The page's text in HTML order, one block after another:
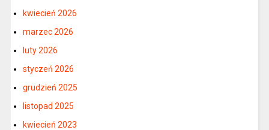
kwiecień 2026
marzec 2026
luty 2026
styczeń 2026
grudzień 2025
listopad 2025
kwiecień 2023